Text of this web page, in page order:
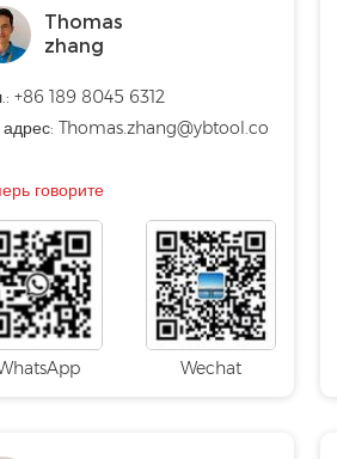
Thomas
zhang
+86 189 8045 6312
Thomas.zhang@ybtool.co
говорите
Wechat